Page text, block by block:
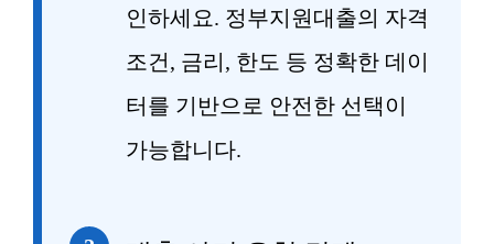
인하세요. 정부지원대출의 자격
조건, 금리, 한도 등 정확한 데이
터를 기반으로 안전한 선택이
가능합니다.